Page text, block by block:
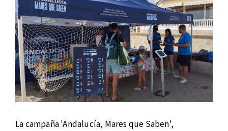
La campaña 'Andalucía, Mares que Saben',